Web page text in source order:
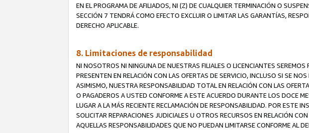
EN EL PROGRAMA DE AFILIADOS, NI (Z) DE CUALQUIER TERMINACIÓN O
SECCIÓN 7 TENDRÁ COMO EFECTO EXCLUIR O LIMITAR LAS GARANTÍAS,
DERECHO APLICABLE.
8. Limitaciones de responsabilidad
NI NOSOTROS NI NINGUNA DE NUESTRAS FILIALES O LICENCIANTES SEREMOS
PRESENTEN EN RELACIÓN CON LAS OFERTAS DE SERVICIO, INCLUSO SI SE
ASIMISMO, NUESTRA RESPONSABILIDAD TOTAL EN RELACIÓN CON LAS
O PAGADEROS A USTED CONFORME A ESTE ACUERDO DURANTE LOS DOCE
LUGAR A LA MÁS RECIENTE RECLAMACIÓN DE RESPONSABILIDAD. POR ESTE
SOLICITAR REPARACIONES JUDICIALES U OTROS RECURSOS EN RELACIÓN
AQUELLAS RESPONSABILIDADES QUE NO PUEDAN LIMITARSE CONFORME AL